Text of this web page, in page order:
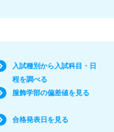
入試種別から入試科目・日
程を調べる
服飾学部の偏差値を見る
合格発表日を見る